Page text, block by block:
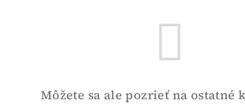
Môžete sa ale pozrieť na ostatné